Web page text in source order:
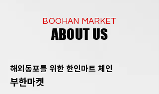
BOOHAN MARKET
ABOUT US
해외동포를 위한 한인마트 체인
부한마켓